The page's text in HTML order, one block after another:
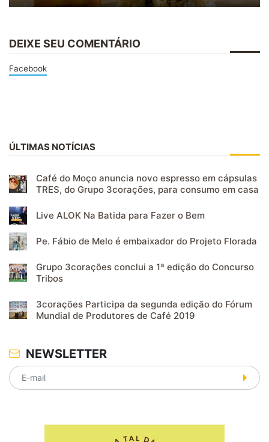
DEIXE SEU COMENTÁRIO
Facebook
ÚLTIMAS NOTÍCIAS
Café do Moço anuncia novo espresso em cápsulas
TRES, do Grupo 3corações, para consumo em casa
Live ALOK Na Batida para Fazer o Bem
Pe. Fábio de Melo é embaixador do Projeto Florada
Grupo 3corações conclui a 1ª edição do Concurso
Tribos
3corações Participa da segunda edição do Fórum
Mundial de Produtores de Café 2019
NEWSLETTER